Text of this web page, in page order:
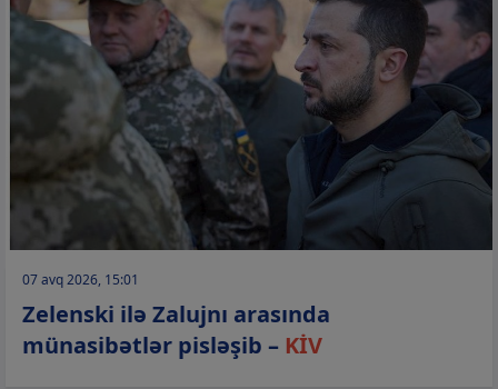
07 avq 2026, 15:01
Zelenski ilə Zalujnı arasında
münasibətlər pisləşib – KİV